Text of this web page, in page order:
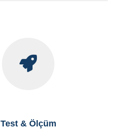
Test & Ölçüm